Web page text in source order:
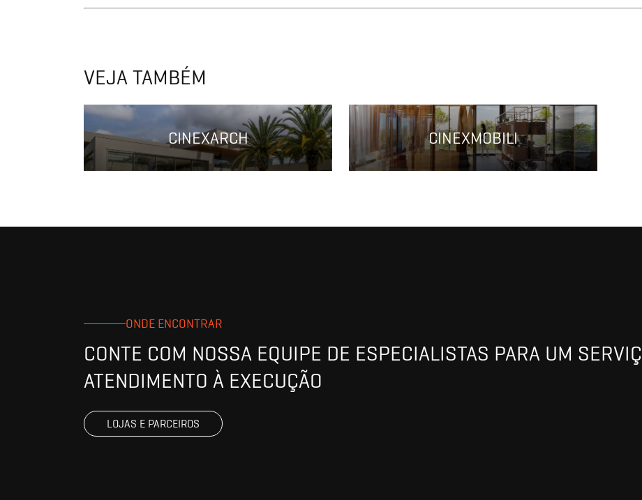
VEJA TAMBÉM
CINEXARCH CINEXMOBILI
ONDE ENCONTRAR
CONTE COM NOSSA EQUIPE DE ESPECIALISTAS PARA UM
ATENDIMENTO À EXECUÇÃO
LOJAS E PARCEIROS